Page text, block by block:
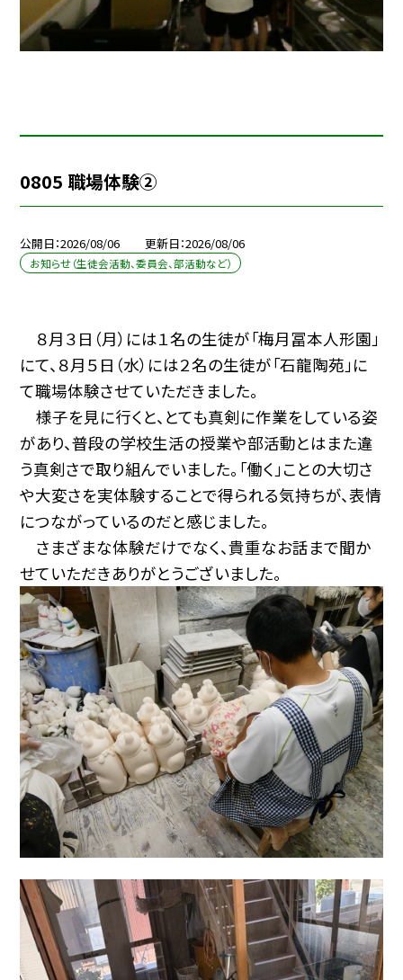
0805 職場体験②
公開日 2026/08/06 更新日 2026/08/06
お知らせ（生徒会活動、委員会、部活動など）
８月３日（月）には１名の生徒が「梅月冨本人形園」
にて、８月５日（水）には２名の生徒が「石龍陶苑」に
て職場体験させていただきました。
様子を見に行くと、とても真剣に作業をしている姿
があり、普段の学校生活の授業や部活動とはまた違
う真剣さで取り組んでいました。「働く」ことの大切さ
や大変さを実体験することで得られる気持ちが、表情
につながっているのだと感じました。
さまざまな体験だけでなく、貴重なお話まで聞か
せていただきありがとうございました。